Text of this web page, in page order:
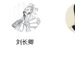
刘长卿